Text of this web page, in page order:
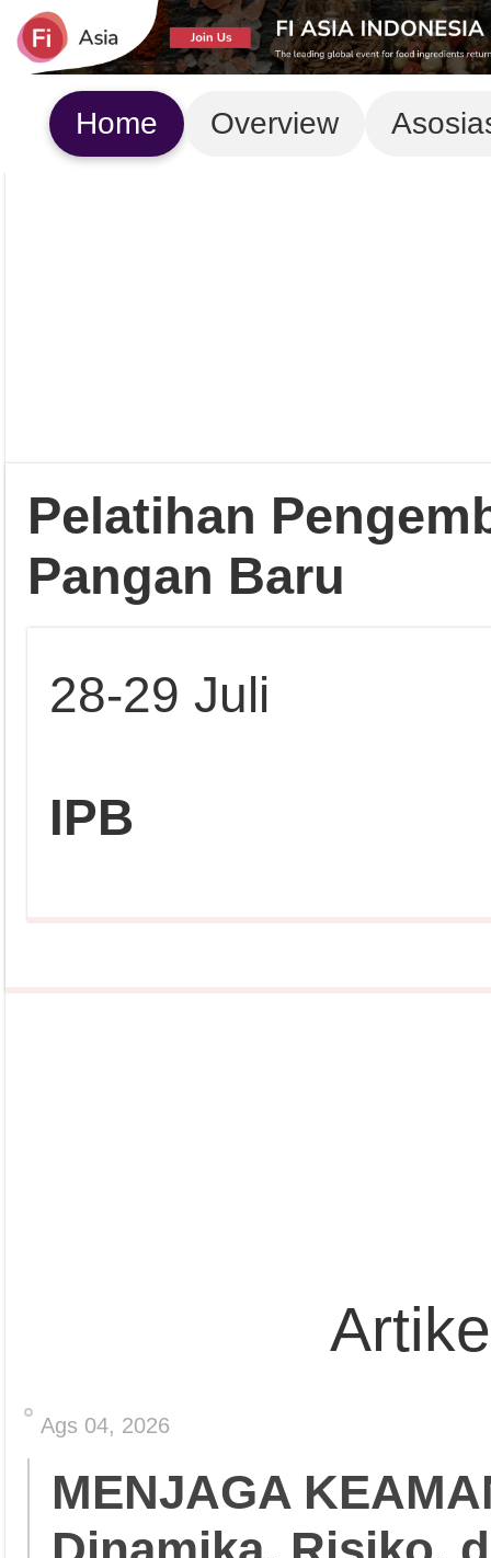
Home Overview
Pelatihan
Pangan Baru
28-29 Juli
IPB
Ags 04, 2026
MENJAGA